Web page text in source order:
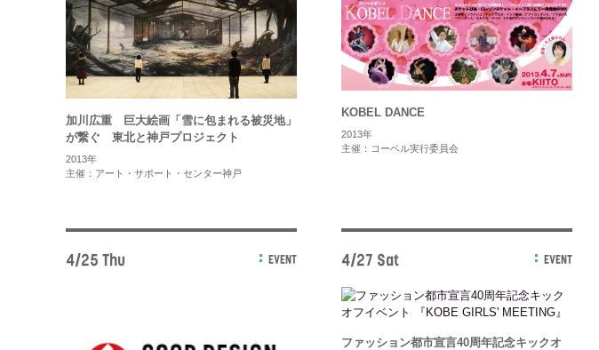
加川広重 巨大絵画「雪に包まれる被災地」
が繋ぐ 東北と神戸プロジェクト
2013年
主催：アート・サポート・センター神戸
KOBEL DANCE
2013年
主催：コーベル実行委員会
4/25 Thu EVENT 4/27 Sat EVENT
ファッション都市宣言40周年記念キックオ